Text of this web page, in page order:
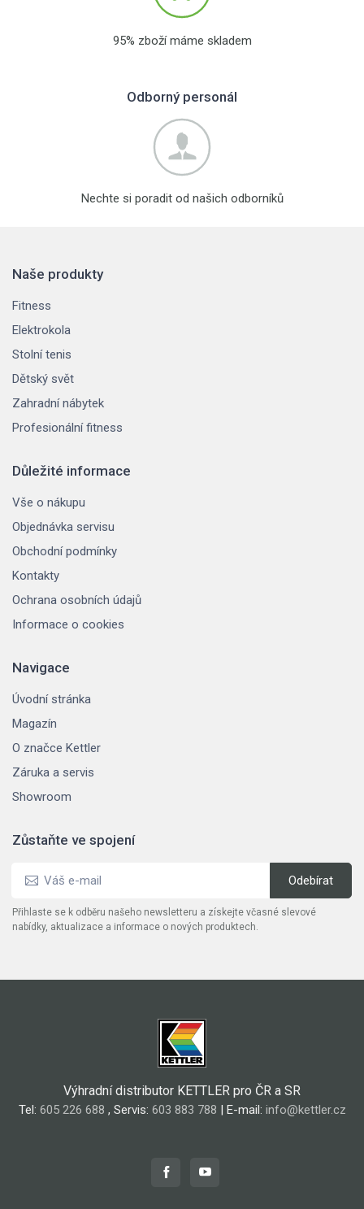
95% zboží máme skladem
Odborný personál
Nechte si poradit od našich odborníků
Naše produkty
Fitness
Elektrokola
Stolní tenis
Dětský svět
Zahradní nábytek
Profesionální fitness
Důležité informace
Vše o nákupu
Objednávka servisu
Obchodní podmínky
Kontakty
Ochrana osobních údajů
Informace o cookies
Navigace
Úvodní stránka
Magazín
O značce Kettler
Záruka a servis
Showroom
Zůstaňte ve spojení
Přihlaste se k odběru našeho newsletteru a získejte včasné slevové
nabídky, aktualizace a informace o nových produktech.
Výhradní distributor KETTLER pro ČR a SR
Tel: 605 226 688 , Servis: 603 883 788 | E-mail: info@kettler.cz